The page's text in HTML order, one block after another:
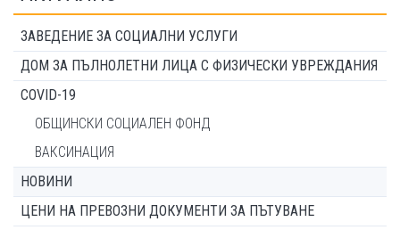
ЗАВЕДЕНИЕ ЗА СОЦИАЛНИ УСЛУГИ
ДОМ ЗА ПЪЛНОЛЕТНИ ЛИЦА С ФИЗИЧЕСКИ УВРЕЖДАНИЯ
COVID-19
ОБЩИНСКИ СОЦИАЛЕН ФОНД
ВАКСИНАЦИЯ
НОВИНИ
ЦЕНИ НА ПРЕВОЗНИ ДОКУМЕНТИ ЗА ПЪТУВАНЕ